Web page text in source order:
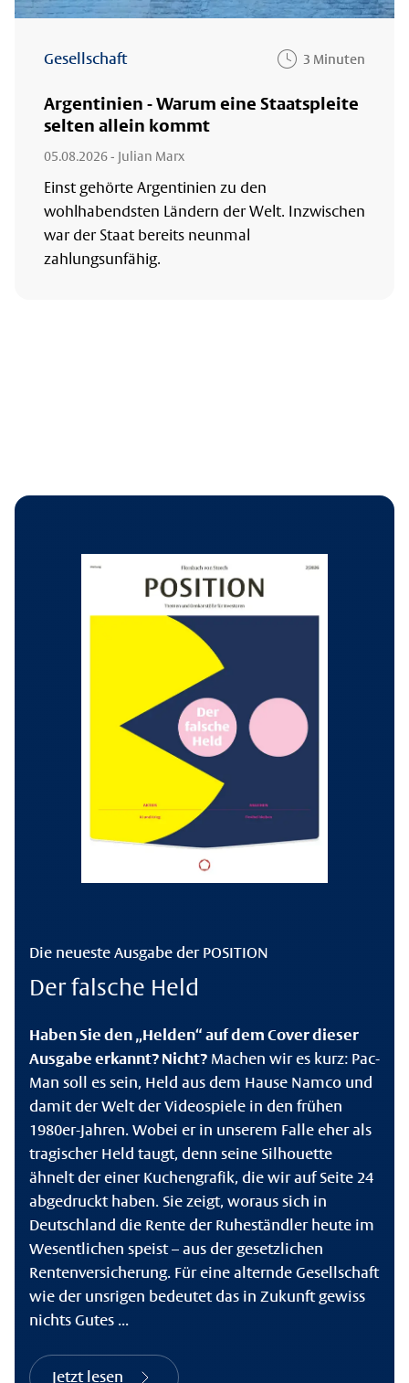
Gesellschaft 3 Minuten
Argentinien - Warum eine Staatspleite
selten allein kommt
05.08.2026- Julian Marx
Einst gehörte Argentinien zu den
wohlhabendsten Ländern der Welt. Inzwischen
war der Staat bereits neunmal
zahlungsunfähig.
Die neueste Ausgabe der POSITION
Der falsche Held
Haben Sie den „Helden“ auf dem Cover dieser
Ausgabe erkannt? Nicht? Machen wir es kurz: Pac-
Man soll es sein, Held aus dem Hause Namco und
damit der Welt der Videospiele in den frühen
1980er-Jahren. Wobei er in unserem Falle eher als
tragischer Held taugt, denn seine Silhouette
ähnelt der einer Kuchengrafik, die wir auf Seite 24
abgedruckt haben. Sie zeigt, woraus sich in
Deutschland die Rente der Ruheständler heute im
Wesentlichen speist – aus der gesetzlichen
Rentenversicherung. Für eine alternde Gesellschaft
wie der unsrigen bedeutet das in Zukunft gewiss
nichts Gutes ...
Jetzt lesen